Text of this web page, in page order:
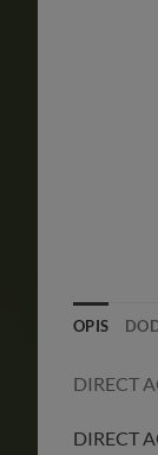
OPIS
DIRECT
DIRECT